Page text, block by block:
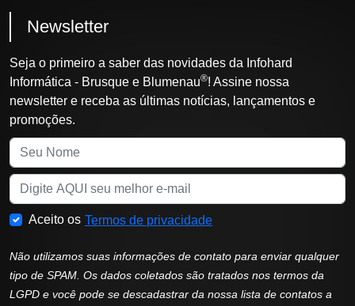
Newsletter
Seja o primeiro a saber das novidades da Infohard
Informática - Brusque e Blumenau®! Assine nossa
newsletter e receba as últimas notícias, lançamentos e
promoções.
Aceito os Termos de privacidade
Não utilizamos suas informações de contato para enviar qualquer
tipo de SPAM. Os dados coletados são tratados nos termos da
LGPD e você pode se descadastrar da nossa lista de contatos a